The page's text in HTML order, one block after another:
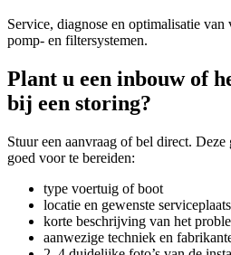
Service, diagnose en optimalisatie
pomp- en filtersystemen.
Plant u een inbouw of
bij een storing?
Stuur een aanvraag of bel direct.
goed voor te bereiden:
type voertuig of boot
locatie en gewenste serviceplaats
korte beschrijving van het
aanwezige techniek en